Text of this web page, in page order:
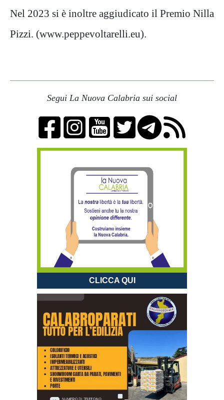
Nel 2023 si è inoltre aggiudicato il Premio Nilla
Pizzi. (www.peppevoltarelli.eu).
Segui La Nuova Calabria sui social
CLICCA QUI